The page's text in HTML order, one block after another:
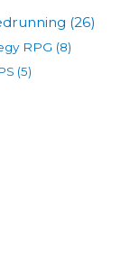
(26)
RPG (8)
(5)